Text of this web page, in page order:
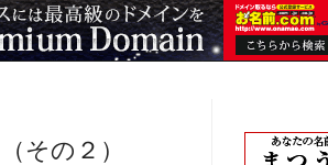
その２）